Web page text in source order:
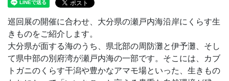
巡回展の開催に合わせ、大分県の瀬戸内海沿岸にくらす生
きものをご紹介します。
大分県が面する海のうち、県北部の周防灘と伊予灘、そし
て県中部の別府湾が瀬戸内海の一部です。そこには、カブ
トガニのくらす干潟や豊かなアマモ場といった、生きもの